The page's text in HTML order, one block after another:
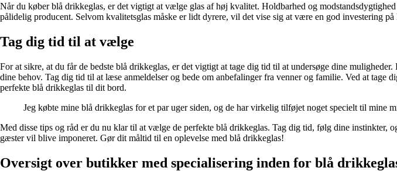
Når du køber blå drikkeglas, er det vigtigt at vælge glas af høj kvalitet. Holdbarhed og
pålidelig producent. Selvom kvalitetsglas måske er lidt dyrere, vil det vise sig at være en god investering på
Tag dig tid til at vælge
For at sikre, at du får de bedste blå drikkeglas, er det vigtigt at tage dig tid til at undersøge dine
dine behov. Tag dig tid til at læse anmeldelser og bede om anbefalinger fra venner og familie. Ved at
perfekte blå drikkeglas til dit bord.
Jeg købte mine blå drikkeglas for et par uger siden, og de har virkelig tilføjet noget specielt til mine
Med disse tips og råd er du nu klar til at vælge de perfekte blå drikkeglas. Tag dig tid, følg dine
gæster vil blive imponeret. Gør dit måltid til en oplevelse med blå drikkeglas!
Oversigt over butikker med specialisering inden for blå